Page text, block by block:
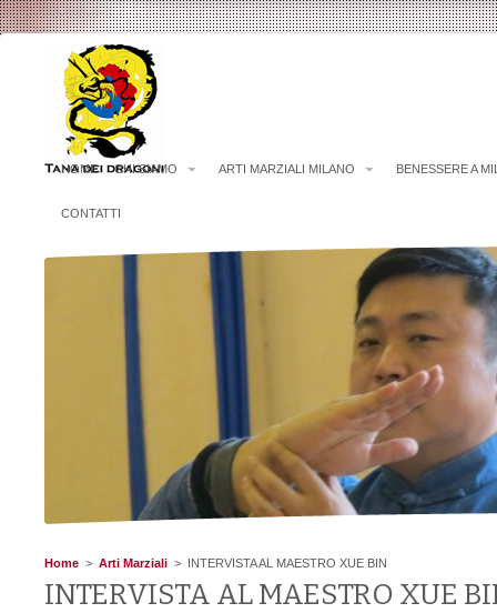
HOME CHI SIAMO ARTI MARZIALI MILANO BENESSERE A
CONTATTI
Home > Arti Marziali > INTERVISTA AL MAESTRO XUE BIN
INTERVISTA AL MAESTRO XUE